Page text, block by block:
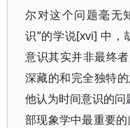
尔对这个问题毫无
识”的学说[xvi] 中，
意识其实并非最终
深藏的和完全独特
他认为时间意识的问
部现象学中最重要